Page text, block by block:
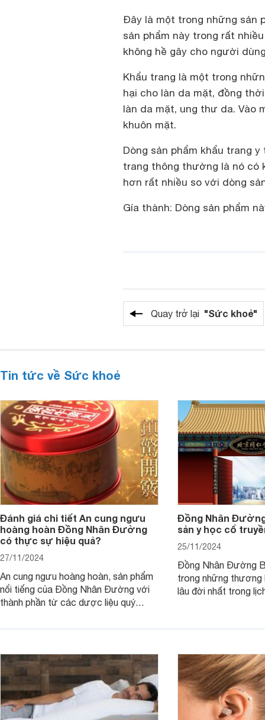
Đây là một trong những sản
sản phẩm này trong rất
không hề gây cho người
Khẩu trang là một trong
hại cho làn da mặt, đồng
làn da mặt, ung thư da. Vào
khuôn mặt.
Dòng sản phẩm khẩu trang
trang thông thường là nó có
hơn rất nhiều so với dòng
Gía thành: Dòng sản phẩm
Quay trở lại "Sức khoẻ"
Tin tức về Sức khoẻ
Đánh giá chi tiết An cung ngưu
hoàng hoàn Đồng Nhân Đường
có thực sự hiệu quả?
27/11/2024
An cung ngưu hoàng hoàn, sản phẩm
nổi tiếng của Đồng Nhân Đường với
thành phần từ các dược liệu quý
phòng ngừa đột quỵ do nhồi máu não.
Đồng Nhân
sản y học cổ
25/11/2024
Đồng Nhân Đường
trong những thương
lâu đời nhất trong